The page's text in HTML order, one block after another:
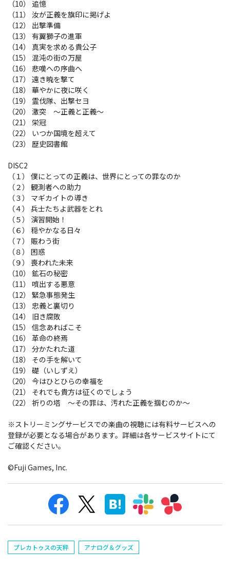
（10） 追憶
（11） 汝が正義を旗印に掲げよ
（12） 出撃準備
（13） 有翼獅子の進軍
（14） 真実を求める貴公子
（15） 混沌の街の万屋
（16） 悲嘆への序曲へ
（17） 遠き暁を撃て
（18） 華やかに夜に咲く
（19） 霊伐隊、出撃セヨ
（20） 激突 ～正義と正義～
（21） 栄冠
（22） いつか国境を超えて
（23） 歴史図書館
DISC2
（１） 僕にとっての正義は、世界にとっての罪なのか
（２） 観測者への助力
（３） マギカイトの導き
（４） 兵士たちよ武器をとれ
（５） 演習開始！
（６） 穏やかなる日々
（７） 賑わう街
（８） 困惑
（９） 喪われた未来
（10） 鉱石の秘密
（11） 噴出する悪意
（12） 緊急事態発生
（13） 忠義と裏切り
（14） 旧き腐敗
（15） 信念あればこそ
（16） 革命の終焉
（17） 分かたれた道
（18） その手を解いて
（19） 礎（いしずえ）
（20） 今はひとひらの幸福を
（21） それでも貴方は征くのでしょう
（22） 祈りの塔 ～その罪は、汚れた正義を掴むのか～
※ストリーミングサービスでの楽曲の視聴には有料サービスへの
登録が必要となる場合があります。詳細は各サービスサイトにて
ご確認ください。
©Fuji Games, Inc.
プレカトゥスの天秤 アナログ＆グッズ